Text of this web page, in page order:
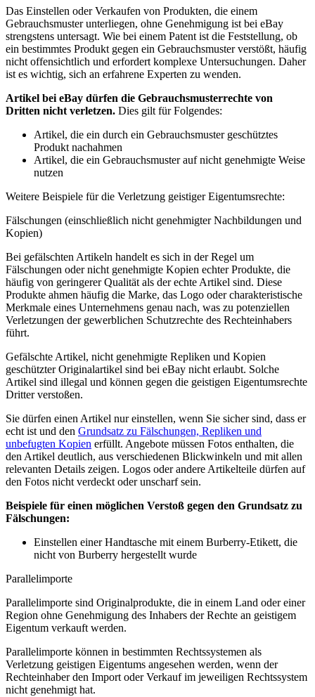
Das Einstellen oder Verkaufen von Produkten, die einem
Gebrauchsmuster unterliegen, ohne Genehmigung ist bei eBay
strengstens untersagt. Wie bei einem Patent ist die Feststellung, ob
ein bestimmtes Produkt gegen ein Gebrauchsmuster verstößt, häufig
nicht offensichtlich und erfordert komplexe Untersuchungen. Daher
ist es wichtig, sich an erfahrene Experten zu wenden.
Artikel bei eBay dürfen die Gebrauchsmusterrechte von
Dritten nicht verletzen. Dies gilt für Folgendes:
Artikel, die ein durch ein Gebrauchsmuster geschütztes
Produkt nachahmen
Artikel, die ein Gebrauchsmuster auf nicht genehmigte Weise
nutzen
Weitere Beispiele für die Verletzung geistiger Eigentumsrechte:
Fälschungen (einschließlich nicht genehmigter Nachbildungen und
Kopien)
Bei gefälschten Artikeln handelt es sich in der Regel um
Fälschungen oder nicht genehmigte Kopien echter Produkte, die
häufig von geringerer Qualität als der echte Artikel sind. Diese
Produkte ahmen häufig die Marke, das Logo oder charakteristische
Merkmale eines Unternehmens genau nach, was zu potenziellen
Verletzungen der gewerblichen Schutzrechte des Rechteinhabers
führt.
Gefälschte Artikel, nicht genehmigte Repliken und Kopien
geschützter Originalartikel sind bei eBay nicht erlaubt. Solche
Artikel sind illegal und können gegen die geistigen Eigentumsrechte
Dritter verstoßen.
Sie dürfen einen Artikel nur einstellen, wenn Sie sicher sind, dass er
echt ist und den Grundsatz zu Fälschungen, Repliken und
unbefugten Kopien erfüllt. Angebote müssen Fotos enthalten, die
den Artikel deutlich, aus verschiedenen Blickwinkeln und mit allen
relevanten Details zeigen. Logos oder andere Artikelteile dürfen auf
den Fotos nicht verdeckt oder unscharf sein.
Beispiele für einen möglichen Verstoß gegen den Grundsatz zu
Fälschungen:
Einstellen einer Handtasche mit einem Burberry-Etikett, die
nicht von Burberry hergestellt wurde
Parallelimporte
Parallelimporte sind Originalprodukte, die in einem Land oder einer
Region ohne Genehmigung des Inhabers der Rechte an geistigem
Eigentum verkauft werden.
Parallelimporte können in bestimmten Rechtssystemen als
Verletzung geistigen Eigentums angesehen werden, wenn der
Rechteinhaber den Import oder Verkauf im jeweiligen Rechtssystem
nicht genehmigt hat.